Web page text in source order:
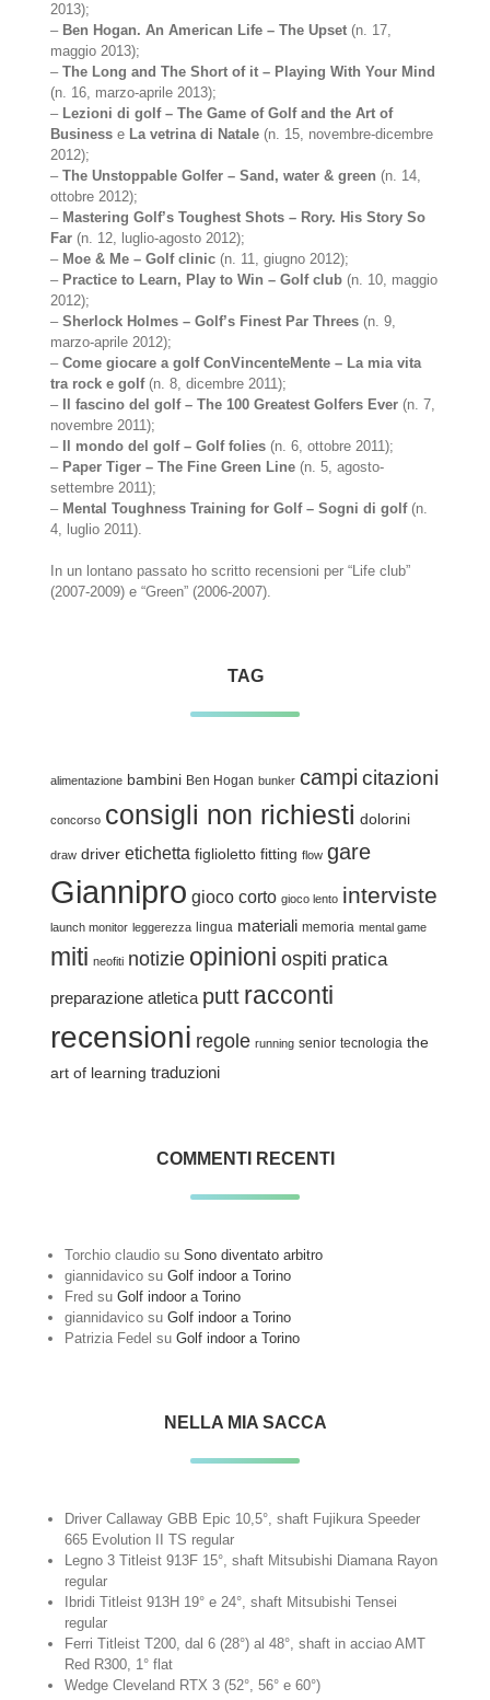
2013);
– Ben Hogan. An American Life – The Upset (n. 17,
maggio 2013);
–The Long and The Short of it – Playing With Your Mind
(n. 16, marzo-aprile 2013);
– Lezioni di golf – The Game of Golf and the Art of
Business e La vetrina di Natale (n. 15, novembre-dicembre
2012);
–The Unstoppable Golfer – Sand, water & green (n. 14,
ottobre 2012);
– Mastering Golf’s Toughest Shots – Rory. His Story So
Far (n. 12, luglio-agosto 2012);
– Moe & Me – Golf clinic (n. 11, giugno 2012);
– Practice to Learn, Play to Win – Golf club (n. 10, maggio
2012);
–Sherlock Holmes – Golf’s Finest Par Threes (n. 9,
marzo-aprile 2012);
–Come giocare a golf ConVincenteMente – La mia vita
tra rock e golf(n. 8, dicembre 2011);
–
Il fascino del golf – The 100 Greatest Golfers Ever (n. 7,
novembre 2011);
–
Il mondo del golf – Golf folies (n. 6, ottobre 2011);
– Paper Tiger – The Fine Green Line (n. 5, agosto-
settembre 2011);
– Mental Toughness Training for Golf – Sogni di golf(n.
4, luglio 2011).
In un lontano passato ho scritto recensioni per “Life club”
(2007-2009) e “Green” (2006-2007).
TAG
alimentazione bambini Ben Hogan bunker campi citazioni
concorso consigli non richiesti dolorini
draw driver etichetta figlioletto fitting flow gare
Giannipro gioco corto gioco lento interviste
launch monitor leggerezza lingua materiali memoria mental game
miti neofiti notizie opinioni ospiti pratica
preparazione atletica putt racconti
recensioni regole running senior tecnologia the
art of learning traduzioni
COMMENTI RECENTI
Torchio claudio suSono diventato arbitro
giannidavico suGolf indoor a Torino
Fred suGolf indoor a Torino
giannidavico suGolf indoor a Torino
Patrizia Fedel suGolf indoor a Torino
NELLA MIA SACCA
Driver Callaway GBB Epic 10,5°, shaft Fujikura Speeder
665 Evolution II TS regular
Legno 3 Titleist 913F 15°, shaft Mitsubishi Diamana Rayon
regular
Ibridi Titleist 913H 19° e 24°, shaft Mitsubishi Tensei
regular
Ferri Titleist T200, dal 6 (28°) al 48°, shaft in acciao AMT
Red R300, 1° flat
Wedge Cleveland RTX 3 (52°, 56° e 60°)